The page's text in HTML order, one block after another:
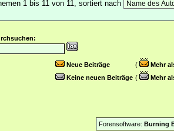
1 bis 11 von 11, sortiert nach
Neue Beiträge (
Mehr
Keine neuen Beiträge ( Mehr
Forensoftware: Burning